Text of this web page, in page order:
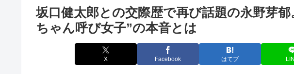
坂口健太郎との交際歴で再び話題の永野芽
ちゃん呼び女子”の本音とは
X Facebook はてブ